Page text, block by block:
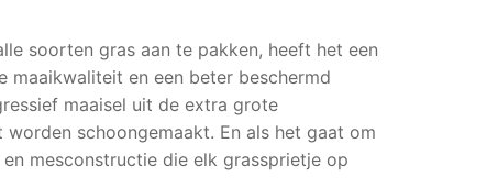
soorten gras aan te pakken, heeft het een
en een beter beschermd
maaisel uit de extra grote
schoongemaakt. En als het gaat om
mesconstructie die elk grassprietje op